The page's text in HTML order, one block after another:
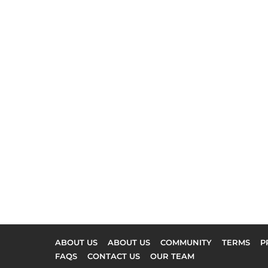
ABOUT US ABOUT US COMMUNITY TERMS
FAQS
CONTACT US OUR TEAM